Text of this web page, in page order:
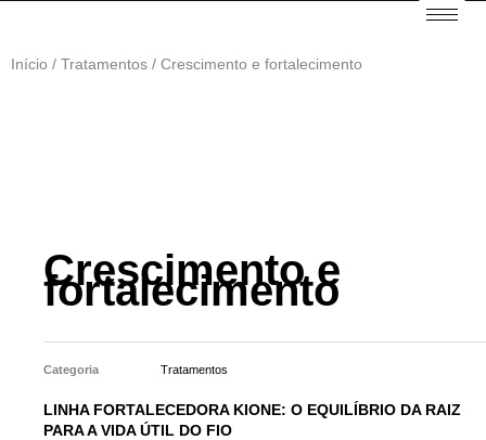
Início / Tratamentos / Crescimento e fortalecimento
Crescimento e
fortalecimento
Categoria Tratamentos
LINHA FORTALECEDORA KIONE: O EQUILÍBRIO DA RAIZ
PARA A VIDA ÚTIL DO FIO